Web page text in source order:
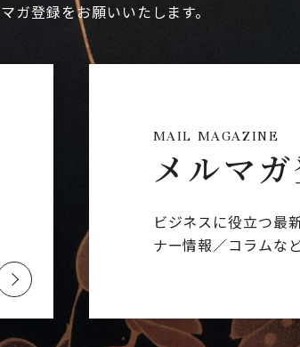
ガ登録をお願いいたします。
MAIL MAGAZINE
メルマ
ビジネスに役立つ最
ナー情報／コラムな